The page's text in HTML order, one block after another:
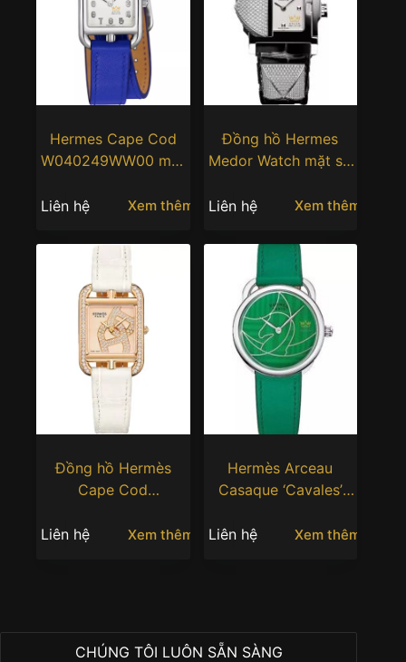
Hermes Cape Cod
W040249WW00 mặt
điển
Liên hệ Xem thêm
Đồng hồ Hermes
Medor Watch mặt số
Liên hệ
Xem thêm
Đồng hồ Hermès
Cape Cod
31mm mặt xà cừ tự
Liên hệ Xem thêm
Hermès Arceau
Casaque ‘Cavales’
men
Liên hệ Xem thêm
CHÚNG TÔI LUÔN SẴN SÀNG